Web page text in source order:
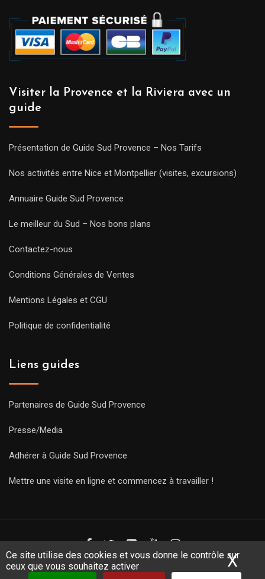
Ce site utilise des cookies et vous donne le contrôle sur
ceux que vous souhaitez activer
X
Visiter la Provence et la Riviera avec un
guide
Présentation de Guide Sud Provence – Nos Tarifs
Nos activités entre Nice et Montpellier (visites, excursions)
Annuaire Guide Sud Provence
Le meilleur du Sud – Nos bons plans
Contactez-nous
Conditions Générales de Ventes
Mentions Légales et CGU
Politique de confidentialité
Liens guides
Partenaires de Guide Sud Provence
Presse/Media
Adhérer à Guide Sud Provence
Mettre une visite en ligne et commencez à travailler !
Copyright Guides 2021. Tous droits réservés.
Développement